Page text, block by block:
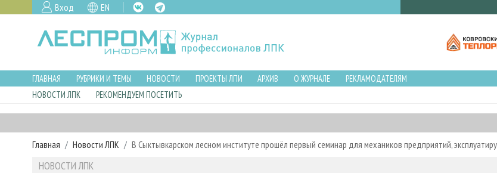
Вход EN
ГЛАВНАЯ РУБРИКИ И ТЕМЫ НОВОСТИ ПРОЕКТЫ ЛПИ АРХИВ О ЖУРНАЛЕ
РЕКЛАМОДАТЕЛЯМ
НОВОСТИ ЛПК
РЕКОМЕНДУЕМ ПОСЕТИТЬ
Главная Новости ЛПК В Сыктывкарском лесном институте прошёл первый семинар для механиков предприятий,
НОВОСТИ ЛПК